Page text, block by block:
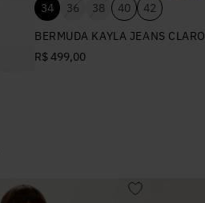
34 36 38 40
42
BERMUDA KAYLA JEANS CLARO
R$ 499,00